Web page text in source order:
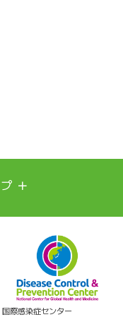
＋
興再興感染症への備え
報・資料
際感染症センター